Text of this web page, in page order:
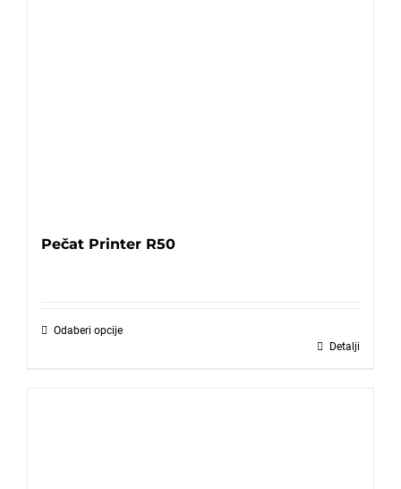
Pečat Printer R50
Odaberi opcije
Detalji